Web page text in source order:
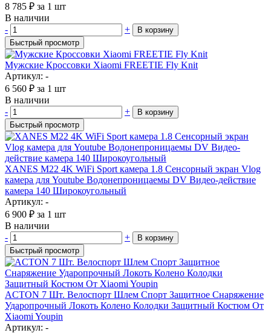
8 785 ₽ за 1 шт
В наличии
-
+
В корзину
Быстрый просмотр
Мужские Кроссовки Xiaomi FREETIE Fly Knit
Артикул: -
6 560 ₽ за 1 шт
В наличии
-
+
В корзину
Быстрый просмотр
XANES M22 4K WiFi Sport камера 1.8 Сенсорный экран Vlog
камера для Youtube Водонепроницаемы DV Видео-действие
камера 140 Широкоугольный
Артикул: -
6 900 ₽ за 1 шт
В наличии
-
+
В корзину
Быстрый просмотр
ACTON 7 Шт. Велоспорт Шлем Спорт Защитное Снаряжение
Ударопрочный Локоть Колено Колодки Защитный Костюм От
Xiaomi Youpin
Артикул: -